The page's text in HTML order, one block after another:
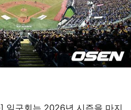
일구회는 2026년 시즌을 마지